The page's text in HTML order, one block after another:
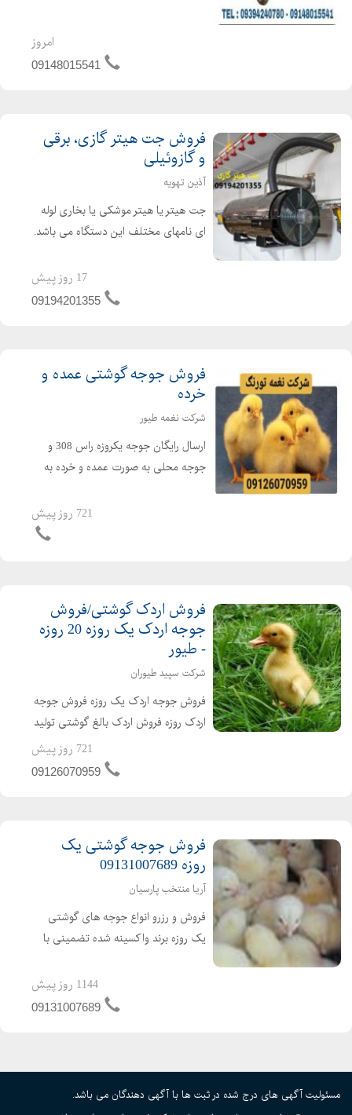
تیغه های تعبیه شده ثابت در بدنه و تیغه
امروز
09148015541
فروش جت هیتر گازی، برقی
و گازوئیلی
آذین تهویه
جت هیتر یا هیتر موشکی یا بخاری لوله
ای نامهای مختلف این دستگاه می باشد.
گرم کردن سالن های تولید ، دامداری ها،
مرغداری ها و گلخانه ها می باشد. از جت
17 روز پیش
09194201355
فروش جوجه گوشتی عمده و
خرده
شرکت نغمه طیور
ارسال رایگان جوجه یکروزه راس 308 و
جوجه محلی به صورت عمده و خرده به
کیفیت فروش مرغ بومی یک روزه به
صورت عمده و خرده بهترین قیمت جوجه
721 روز پیش
فروش اردک گوشتی/فروش
جوجه اردک یک روزه 20 روزه
- طیور
شرکت سپید طیوران
فروش جوجه اردک یک روزه فروش جوجه
اردک روزه فروش اردک بالغ گوشتی تولید
کننده ی جوجه اردک از یک روزه تا بالغ
فروش اردک گوشتی عمده ای و خرده ای
721 روز پیش
09126070959
فروش جوجه گوشتی یک
روزه 09131007689
آریا منتخب پارسیان
فروش و رزرو انواع جوجه های گوشتی
یک روزه برند واکسینه شده تضمینی با
مجوز ابطال مجوز ارین راس پلاس کاب
1144 روز پیش
09131007689
مسئولیت آگهی های درج شده در ثبت ها با آگهی دهندگان می باشد.